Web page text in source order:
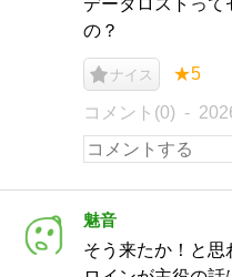
データロストって
の？
ナイス ★5
コメント(0)
魅音
そう来たか！と思